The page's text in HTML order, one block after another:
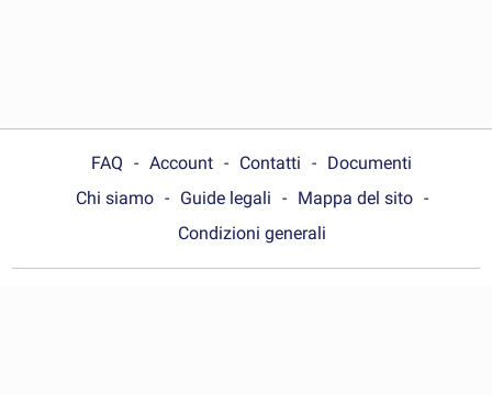
FAQ Account Contatti
Documenti
Chi siamo
Guide legali
Mappa del sito
Condizioni generali